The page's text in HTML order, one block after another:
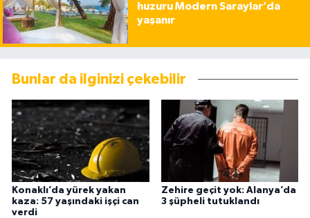
huzuru Modern Saraylar’da
yaşanır
Bunlar da ilginizi çekebilir
Konaklı’da yürek yakan
kaza: 57 yaşındaki işçi can
verdi
Zehire geçit yok: Alanya’da
3 şüpheli tutuklandı